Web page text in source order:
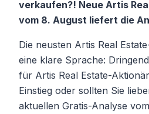
verkaufen?! Neue Artis
vom 8. August liefert die
Die neusten Artis Real
eine klare Sprache:
für Artis Real Estate-
Einstieg oder sollten Sie
aktuellen Gratis-Analyse